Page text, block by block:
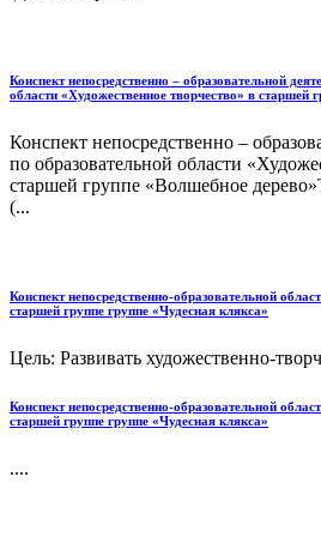
Конспект непосредственно – образовательной
области «Художественное творчество» в старшей
Конспект непосредственно –
по образовательной области
старшей группе «Волшебное
(...
Конспект непосредственно-образовательной
старшей группе группе «Чудесная клякса»
Цель: Развивать художественно-
Конспект непосредственно-образовательной
старшей группе группе «Чудесная клякса»
....